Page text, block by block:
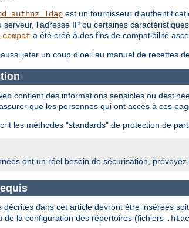
est un fournisseur
serveur, l'adresse IP ou certaines
a été créé à des fins de compatibilité
jeter un coup d'oeil au manuel de recettes
contient des informations sensibles ou
que les personnes qui ont accès à ces
les méthodes "standards" de protection de
ont un réel besoin de sécurisation,
décrites dans cet article devront être insérées
de la configuration des répertoires (fichiers